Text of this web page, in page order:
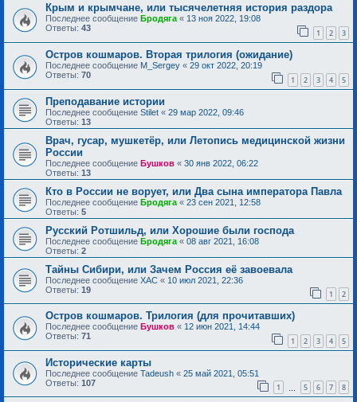
Крым и крымчане, или тысячелетняя история раздора
Последнее сообщение Бродяга « 13 ноя 2022, 19:08
Ответы: 43 1 2 3
Остров кошмаров. Вторая трилогия (ожидание)
Последнее сообщение M_Sergey « 29 окт 2022, 20:19
Ответы: 70 1 2 3 4 5
Преподавание истории
Последнее сообщение Stilet « 29 мар 2022, 09:46
Ответы: 13
Врач, гусар, мушкетёр, или Летопись медицинской жизни
России
Последнее сообщение Бушков « 30 янв 2022, 06:22
Ответы: 13
Кто в России не ворует, или Два сына императора Павла
Последнее сообщение Бродяга « 23 сен 2021, 12:58
Ответы: 5
Русский Ротшильд, или Хорошие были господа
Последнее сообщение Бродяга « 08 авг 2021, 16:08
Ответы: 2
Тайны Сибири, или Зачем Россия её завоевала
Последнее сообщение ХАС « 10 июл 2021, 22:36
Ответы: 19 1 2
Остров кошмаров. Трилогия (для прочитавших)
Последнее сообщение Бушков « 12 июн 2021, 14:44
Ответы: 71 1 2 3 4 5
Исторические карты
Последнее сообщение Tadeush « 25 май 2021, 05:51
Ответы: 107 1 5 6 7 8